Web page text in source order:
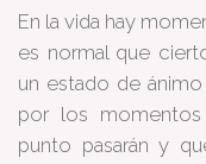
En la vida hay
es normal que
un estado de
por los momentos
punto pasarán y